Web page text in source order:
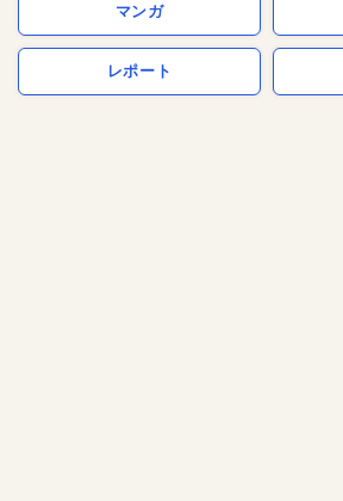
マンガ
レポート